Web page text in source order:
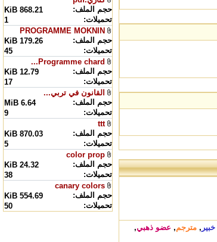
خبير , مترجم, عضو ذهبي,
حجم الملف:
868.21 KiB
تحميلات:
1
PROGRAMME MOKNIN
حجم الملف:
179.26 KiB
تحميلات:
45
Programme chard...
حجم الملف:
12.79 KiB
تحميلات:
17
القانون في تربي...
حجم الملف:
6.64 MiB
تحميلات:
9
ttt
حجم الملف:
870.03 KiB
تحميلات:
5
color prop
حجم الملف:
24.32 KiB
تحميلات:
38
canary colors
حجم الملف:
554.69 KiB
تحميلات:
50